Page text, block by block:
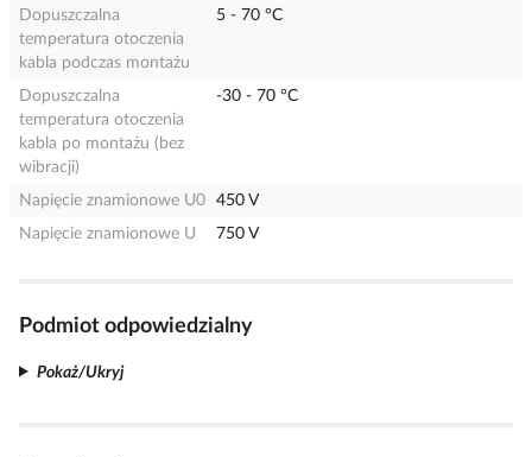
Dopuszczalna
temperatura otoczenia
kabla podczas montażu
5 - 70 °C
Dopuszczalna
temperatura otoczenia
kabla po montażu (bez
wibracji)
-30 - 70 °C
Napięcie znamionowe U0
450 V
Napięcie znamionowe U
750 V
Podmiot odpowiedzialny
Pokaż/Ukryj